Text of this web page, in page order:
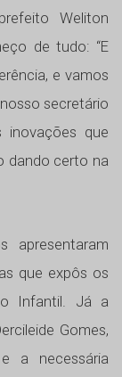
Weliton
de tudo: “E
e vamos
secretário
inovações que
dando certo na
apresentaram
que expôs os
Infantil. Já a
Gomes,
a necessária